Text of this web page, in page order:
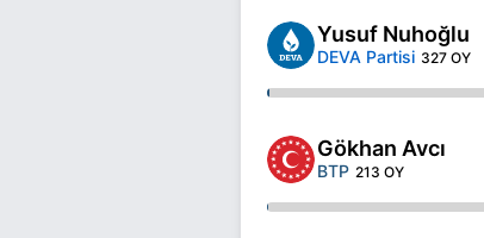
Yusuf Nuhoğlu
DEVA Partisi 327 OY
Gökhan Avcı
BTP 213 OY